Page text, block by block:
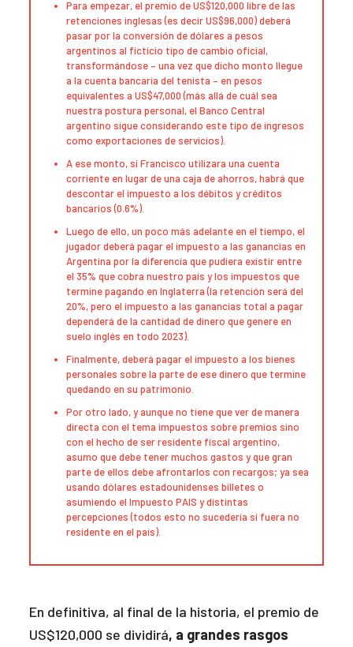
Para empezar, el premio de US$120,000 libre de las
retenciones inglesas (es decir US$96,000) deberá
pasar por la conversión de dólares a pesos
argentinos al ficticio tipo de cambio oficial,
transformándose – una vez que dicho monto llegue
a la cuenta bancaria del tenista – en pesos
equivalentes a US$47,000 (más allá de cuál sea
nuestra postura personal, el Banco Central
argentino sigue considerando este tipo de ingresos
como exportaciones de servicios).
A ese monto, si Francisco utilizara una cuenta
corriente en lugar de una caja de ahorros, habrá que
descontar el impuesto a los débitos y créditos
bancarios (0.6%).
Luego de ello, un poco más adelante en el tiempo, el
jugador deberá pagar el impuesto a las ganancias en
Argentina por la diferencia que pudiera existir entre
el 35% que cobra nuestro país y los impuestos que
termine pagando en Inglaterra (la retención será del
20%, pero el impuesto a las ganancias total a pagar
dependerá de la cantidad de dinero que genere en
suelo inglés en todo 2023).
Finalmente, deberá pagar el impuesto a los bienes
personales sobre la parte de ese dinero que termine
quedando en su patrimonio.
Por otro lado, y aunque no tiene que ver de manera
directa con el tema impuestos sobre premios sino
con el hecho de ser residente fiscal argentino,
asumo que debe tener muchos gastos y que gran
parte de ellos debe afrontarlos con recargos; ya sea
usando dólares estadounidenses billetes o
asumiendo el Impuesto PAIS y distintas
percepciones (todos esto no sucedería si fuera no
residente en el país).
En definitiva, al final de la historia, el premio de
US$120,000 se dividirá, a grandes rasgos